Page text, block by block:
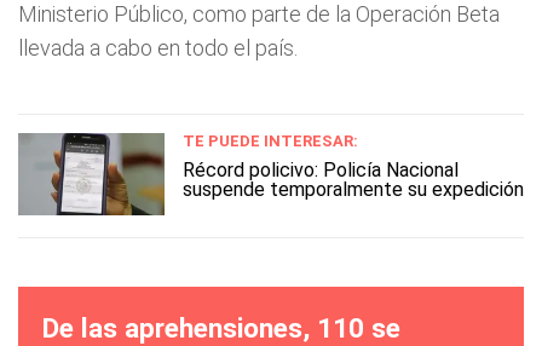
Ministerio Público, como parte de la Operación Beta
llevada a cabo en todo el país.
TE PUEDE INTERESAR:
Récord policivo: Policía Nacional
suspende temporalmente su expedición
De las aprehensiones, 110 se